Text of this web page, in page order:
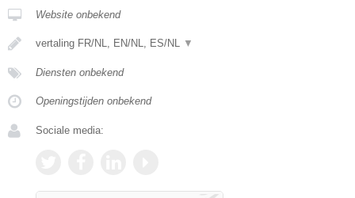
Website onbekend
vertaling FR/NL, EN/NL, ES/NL ▼
Diensten onbekend
Openingstijden onbekend
Sociale media: